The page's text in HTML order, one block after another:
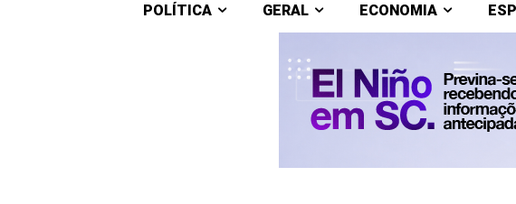
POLÍTICA GERAL ECONOMIA